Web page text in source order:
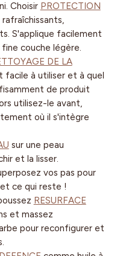
Choisir PROTECTION
S'applique facilement
couche légère.
DE LA
facile à utiliser et à quel
de produit
utilisez-le avant,
où il s'intègre
sur une peau
et la lisser.
vos pas pour
ce qui reste !
RESURFACE
et massez
pour reconfigurer et